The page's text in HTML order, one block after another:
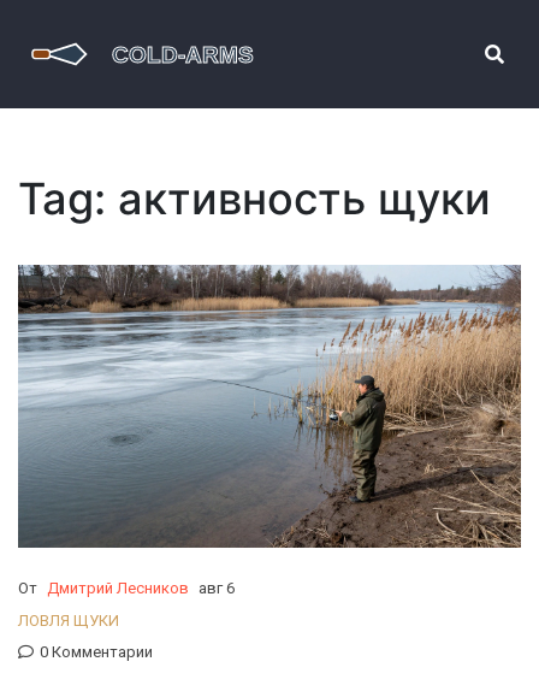
Tag: активность щуки
От Дмитрий Лесников
авг 6
ЛОВЛЯ ЩУКИ
0 Комментарии